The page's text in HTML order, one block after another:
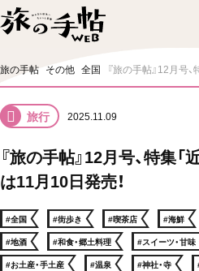
旅の手帖 その他 全国 『旅の手帖』12月号
旅行 2025.11.09
『旅の手帖』12月号、特集「
は11月10日発売！
#全国 #街歩き #喫茶店 #海鮮
#地酒
#和食・郷土料理 #スイーツ・甘味
#お土産・手土産
#温泉 #神社・寺
温泉
グルメ
街歩き
ニュース
新着記事